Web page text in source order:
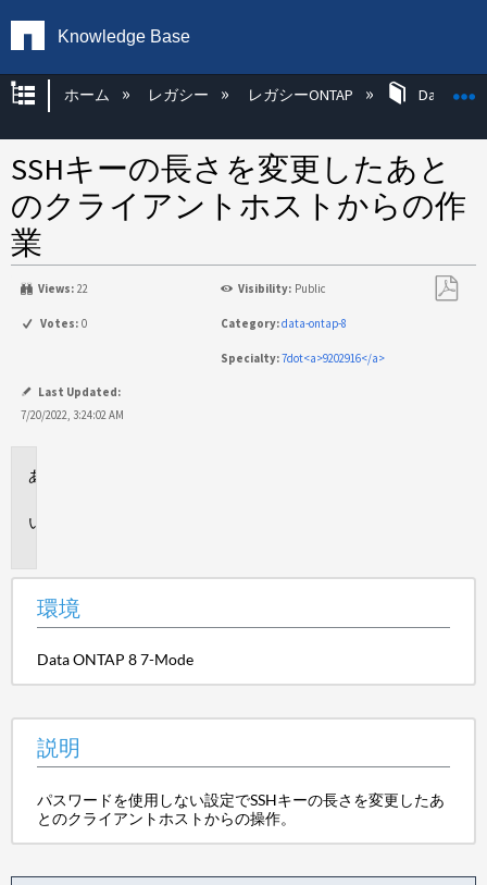
Knowledge Base
グローバル階層を展開/折りたたむ
ホーム レガシー レガシーONTAP Data
SSHキーの長さを変更したあと
のクライアントホストからの作
業
Views: 22 Visibility: Public
Votes: 0 Category:data-ontap-8
Specialty:7dot<a>9202916</a>
Last Updated:
7/20/2022, 3:24:02 AM
環境
Data ONTAP 8 7-Mode
説明
パスワードを使用しない設定でSSHキーの長さを変更したあ
とのクライアントホストからの操作。